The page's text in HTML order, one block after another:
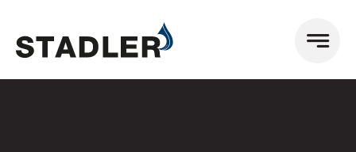
Inhalt
springen